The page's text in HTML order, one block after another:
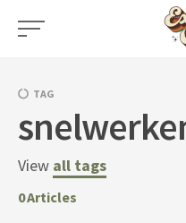
Skip
TAG
View all tags
0Articles